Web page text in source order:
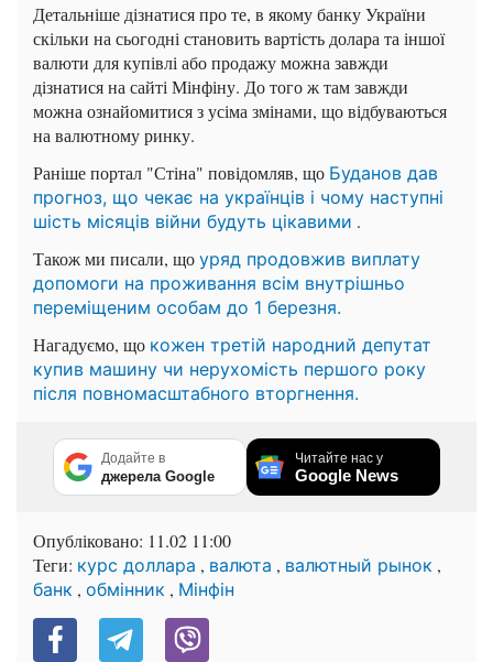
Детальніше дізнатися про те, в якому банку України
скільки на сьогодні становить вартість долара та іншої
валюти для купівлі або продажу можна завжди
дізнатися на сайті Мінфіну. До того ж там завжди
можна ознайомитися з усіма змінами, що відбуваються
на валютному ринку.
Раніше портал "Стіна" повідомляв, що Буданов дав
прогноз, що чекає на українців і чому наступні
шість місяців війни будуть цікавими .
Також ми писали, що уряд продовжив виплату
допомоги на проживання всім внутрішньо
переміщеним особам до 1 березня.
Нагадуємо, що кожен третій народний депутат
купив машину чи нерухомість першого року
після повномасштабного вторгнення.
Додайте в
джерела Google
Читайте нас у
Google News
Опубліковано: 11.02 11:00
Теги: курс доллара , валюта , валютный рынок ,
банк , обмінник , Мінфін